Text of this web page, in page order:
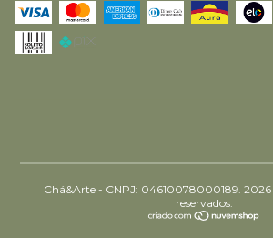
Chá&Arte - CNPJ: 04610078000189. 2026
reservados.